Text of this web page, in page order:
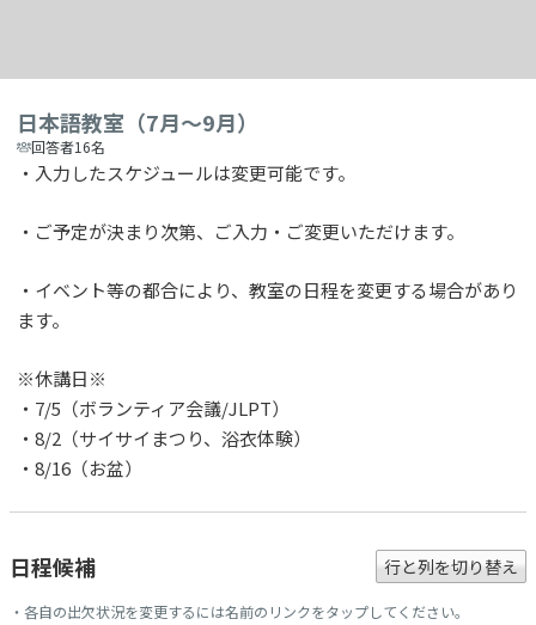
日本語教室（7月～9月）
回答者16名
・入力したスケジュールは変更可能です。
・ご予定が決まり次第、ご入力・ご変更いただけます。
・イベント等の都合により、教室の日程を変更する場合があり
ます。
※休講日※
・7/5（ボランティア会議/JLPT）
・8/2（サイサイまつり、浴衣体験）
・8/16（お盆）
日程候補 行と列を切り替え
・各自の出欠状況を変更するには名前のリンクをタップしてください。